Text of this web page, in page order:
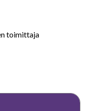
toimittaja